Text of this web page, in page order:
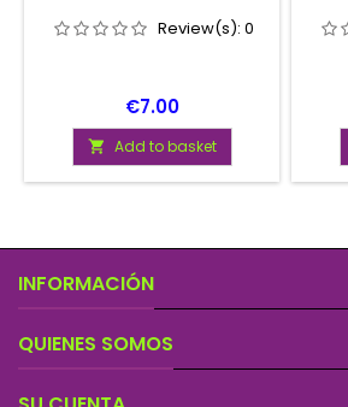
Review(s): 0
Price
€7.00
 Add to basket
INFORMACIÓN
QUIENES SOMOS